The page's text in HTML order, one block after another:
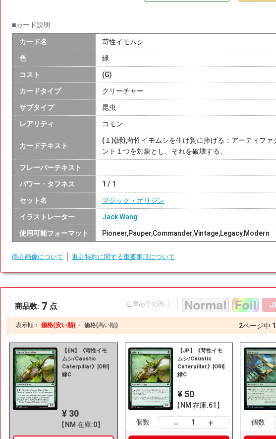
■カード説明
カード名 苛性イモムシ
色 緑
コスト (G)
カードタイプ クリーチャー
サブタイプ 昆虫
レアリティ コモン
カードテキスト
(１)(緑),苛性イモムシを生け贄に捧げる：アーティファ
ント１つを対象とし、それを破壊する。
フレーバーテキスト
パワー・タフネス 1 / 1
セット名 マジック・オリジン
イラストレーター Jack Wang
使用可能フォーマット Pioneer,Pauper,Commander,Vintage,Legacy,Modern
商品画像について 返品特約に関する重要事項について
商品数: 7 点
表示順： 価格(安い順) ・ 価格(高い順) 2ページ中 1
【EN】《苛性イモ
ムシ/Caustic
Caterpillar》[ORI]
緑C
¥ 30
【NM 在庫:0】
【JP】《苛性イモ
ムシ/Caustic
Caterpillar》[ORI]
緑C
¥ 50
【NM 在庫:61】
個数 － + 個数